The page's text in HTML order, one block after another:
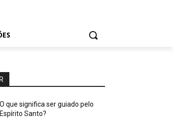
O que significa ser guiado pelo
Espírito Santo?